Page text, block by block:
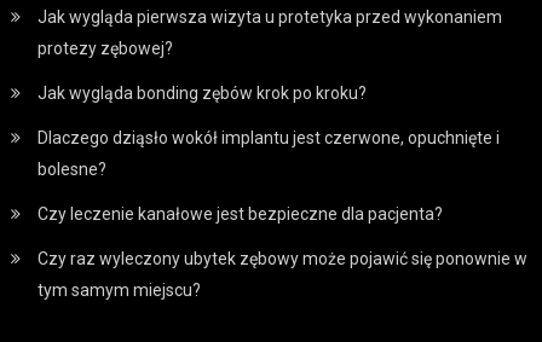
Jak wygląda pierwsza wizyta u protetyka przed wykonaniem
protezy zębowej?
Jak wygląda bonding zębów krok po kroku?
Dlaczego dziąsło wokół implantu jest czerwone, opuchnięte i
bolesne?
Czy leczenie kanałowe jest bezpieczne dla pacjenta?
Czy raz wyleczony ubytek zębowy może pojawić się ponownie w
tym samym miejscu?